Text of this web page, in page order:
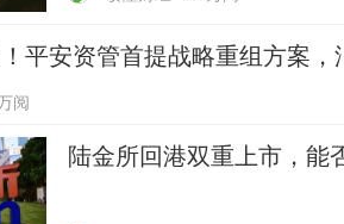
平安资管首提战略重组方案
阅
陆金所回港双重上市，能